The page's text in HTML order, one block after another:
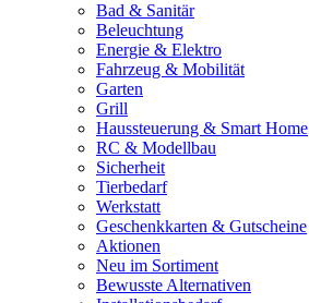
Bad & Sanitär
Beleuchtung
Energie & Elektro
Fahrzeug & Mobilität
Garten
Grill
Haussteuerung & Smart Home
RC & Modellbau
Sicherheit
Tierbedarf
Werkstatt
Geschenkkarten & Gutscheine
Aktionen
Neu im Sortiment
Bewusste Alternativen